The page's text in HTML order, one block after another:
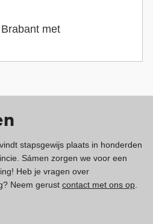
met
stapsgewijs plaats in honderden
Sámen zorgen we voor een
Heb je vragen over
Neem gerust contact met ons op.